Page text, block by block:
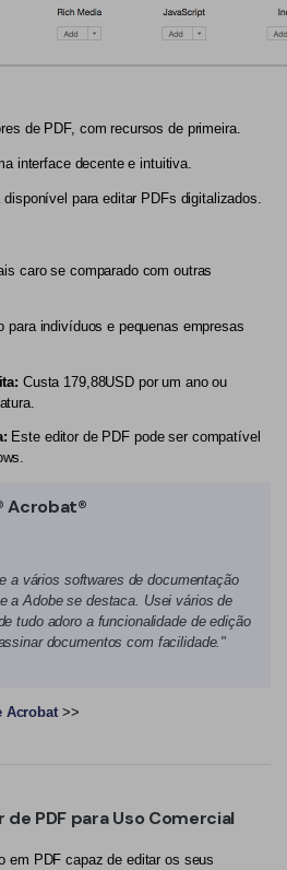
de PDF, com recursos de primeira.
interface decente e intuitiva.
para editar PDFs digitalizados.
caro se comparado com outras
para indivíduos e pequenas empresas
Custa 179,88USD por um ano ou
Este editor de PDF pode ser compatível
Acrobat®
a vários softwares de documentação
a Adobe se destaca. Usei vários de
tudo adoro a funcionalidade de edição
documentos com facilidade."
Acrobat >>
PDF para Uso Comercial
em PDF capaz de editar os seus